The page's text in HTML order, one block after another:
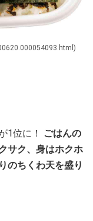
1位に！
ごはんの
サク、身はホクホ
のちくわ天を盛り